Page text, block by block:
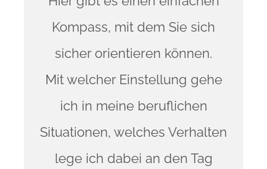
Kompass, mit dem Sie sich
sicher orientieren können.
Mit welcher Einstellung gehe
ich in meine beruflichen
Situationen, welches Verhalten
lege ich dabei an den Tag